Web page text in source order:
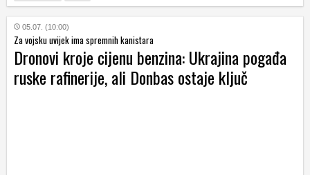
05.07. (10:00)
Za vojsku uvijek ima spremnih kanistara
Dronovi kroje cijenu benzina: Ukrajina pogađa
ruske rafinerije, ali Donbas ostaje ključ